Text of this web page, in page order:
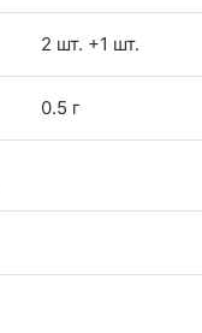
2 шт. +1 шт.
0.5 г